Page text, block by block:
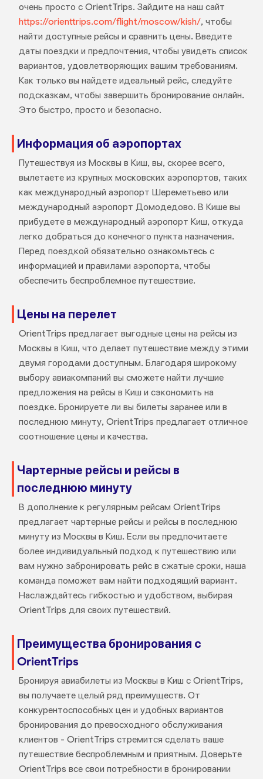
очень просто с OrientTrips. Зайдите на наш сайт
https://orienttrips.com/flight/moscow/kish/, чтобы
найти доступные рейсы и сравнить цены. Введите
даты поездки и предпочтения, чтобы увидеть список
вариантов, удовлетворяющих вашим требованиям.
Как только вы найдете идеальный рейс, следуйте
подсказкам, чтобы завершить бронирование онлайн.
Это быстро, просто и безопасно.
Информация об аэропортах
Путешествуя из Москвы в Киш, вы, скорее всего,
вылетаете из крупных московских аэропортов, таких
как международный аэропорт Шереметьево или
международный аэропорт Домодедово. В Кише вы
прибудете в международный аэропорт Киш, откуда
легко добраться до конечного пункта назначения.
Перед поездкой обязательно ознакомьтесь с
информацией и правилами аэропорта, чтобы
обеспечить беспроблемное путешествие.
Цены на перелет
OrientTrips предлагает выгодные цены на рейсы из
Москвы в Киш, что делает путешествие между этими
двумя городами доступным. Благодаря широкому
выбору авиакомпаний вы сможете найти лучшие
предложения на рейсы в Киш и сэкономить на
поездке. Бронируете ли вы билеты заранее или в
последнюю минуту, OrientTrips предлагает отличное
соотношение цены и качества.
Чартерные рейсы и рейсы в
последнюю минуту
В дополнение к регулярным рейсам OrientTrips
предлагает чартерные рейсы и рейсы в последнюю
минуту из Москвы в Киш. Если вы предпочитаете
более индивидуальный подход к путешествию или
вам нужно забронировать рейс в сжатые сроки, наша
команда поможет вам найти подходящий вариант.
Наслаждайтесь гибкостью и удобством, выбирая
OrientTrips для своих путешествий.
Преимущества бронирования с
OrientTrips
Бронируя авиабилеты из Москвы в Киш с OrientTrips,
вы получаете целый ряд преимуществ. От
конкурентоспособных цен и удобных вариантов
бронирования до превосходного обслуживания
клиентов - OrientTrips стремится сделать ваше
путешествие беспроблемным и приятным. Доверьте
OrientTrips все свои потребности в бронировании